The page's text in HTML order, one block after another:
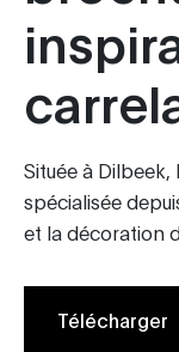
Située à
spécialisée
et la décoration
Télécharger